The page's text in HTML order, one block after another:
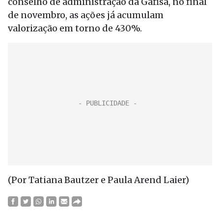
de novembro, as ações já acumulam
valorização em torno de 430%.
(Por Tatiana Bautzer e Paula Arend Laier)